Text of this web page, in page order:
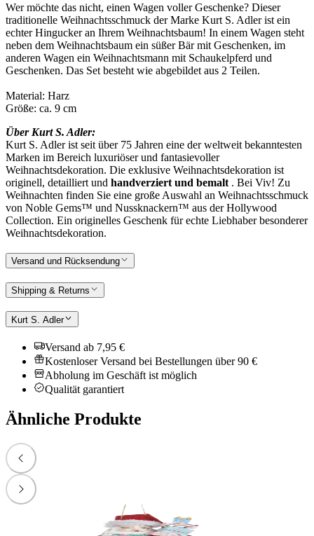
Wer möchte das nicht, einen Wagen voller Geschenke? Dieser
traditionelle Weihnachtsschmuck der Marke Kurt S. Adler ist ein
echter Hingucker an Ihrem Weihnachtsbaum! In einem Wagen steht
neben dem Weihnachtsbaum ein süßer Bär mit Geschenken, im
anderen Wagen ein Weihnachtsmann mit Schaukelpferd und
Geschenken. Das Set besteht wie abgebildet aus 2 Teilen.
Material: Harz
Größe: ca. 9 cm
Über Kurt S. Adler:
Kurt S. Adler ist seit über 75 Jahren eine der weltweit bekanntesten
Marken im Bereich luxuriöser und fantasievoller
Weihnachtsdekoration. Die exklusive Weihnachtsdekoration ist
originell, detailliert und handverziert und bemalt . Bei Viv! Zu
Weihnachten finden Sie eine große Auswahl an Weihnachtsschmuck
von Noble Gems™ und Nussknackern™ aus der Hollywood
Collection. Ein originelles Geschenk für echte Liebhaber besonderer
Weihnachtsdekoration.
Versand und Rücksendung
Shipping & Returns
Kurt S. Adler
Versand ab 7,95 €
Kostenloser Versand bei Bestellungen über 90 €
Abholung im Geschäft ist möglich
Qualität garantiert
Ähnliche Produkte